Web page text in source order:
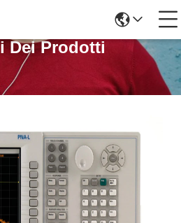
Dei Prodotti